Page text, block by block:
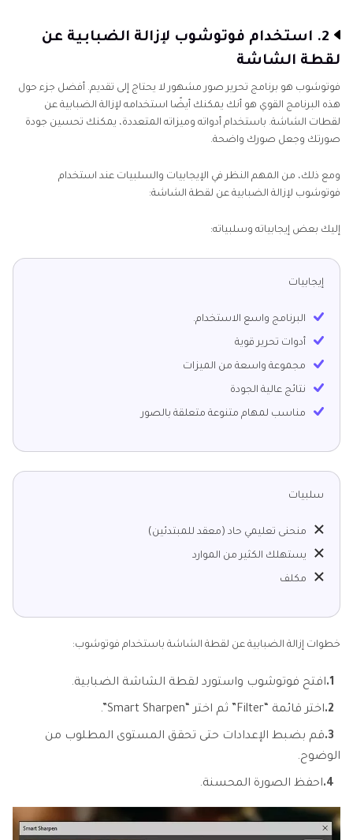
2. استخدام فوتوشوب لإزالة الضبابية عن
لقطة الشاشة
فوتوشوب هو برنامج تحرير صور مشهور لا يحتاج إلى تقديم. أفضل جزء حول
هذه البرنامج القوي هو أنك يمكنك أيضًا استخدامه لإزالة الضبابية عن
لقطات الشاشة. باستخدام أدواته وميزاته المتعددة، يمكنك تحسين جودة
صورتك وجعل صورك واضحة.
ومع ذلك، من المهم النظر في الإيجابيات والسلبيات عند استخدام
فوتوشوب لإزالة الضبابية عن لقطة الشاشة:
إليك بعض إيجابياته وسلبياته:
إيجابيات
البرنامج واسع الاستخدام.
أدوات تحرير قوية
مجموعة واسعة من الميزات
نتائج عالية الجودة
مناسب لمهام متنوعة متعلقة بالصور
سلبيات
منحنى تعليمي حاد (معقد للمبتدئين)
يستهلك الكثير من الموارد
مكلف
خطوات إزالة الضبابية عن لقطة الشاشة باستخدام فوتوشوب:
1. افتح فوتوشوب واستورد لقطة الشاشة الضبابية.
2. اختر قائمة “Filter” ثم اختر “Smart Sharpen”.
3. قم بضبط الإعدادات حتى تحقق المستوى المطلوب من
الوضوح.
4. احفظ الصورة المحسنة.